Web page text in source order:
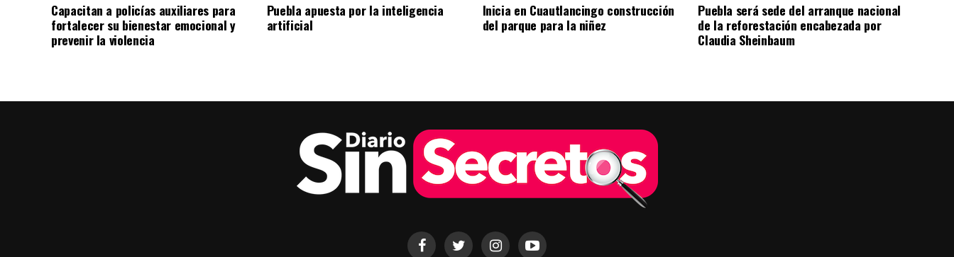
Capacitan a policías auxiliares para
fortalecer su bienestar emocional y
prevenir la violencia
Puebla apuesta por la inteligencia
artificial
Inicia en Cuautlancingo construcción
del parque para la niñez
Puebla será sede del arranque nacional
de la reforestación encabezada por
Claudia Sheinbaum